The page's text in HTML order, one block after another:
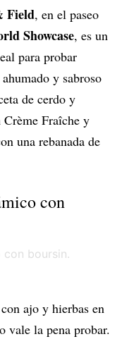
Field, en el paseo
Showcase, es un
para probar
y sabroso
de cerdo y
Crème Fraîche y
una rebanada de
con
ajo y hierbas en
vale la pena probar.